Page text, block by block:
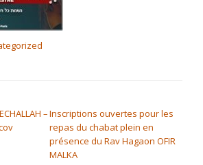
–Inscriptions ouvertes pour les
repas du chabat plein en
présence du Rav Hagaon OFIR
MALKA